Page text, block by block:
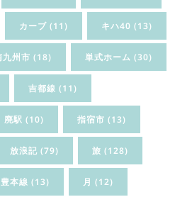
カーブ (11) キハ40 (13)
九州市 (18) 単式ホーム (30)
吉都線 (11)
廃駅 (10) 指宿市 (13)
放浪記 (79) 旅 (128)
本線 (13) 月 (12)